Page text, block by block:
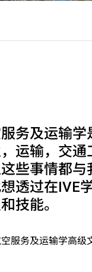
务及运输学
运输，交通
些事情都与
透过在IVE
技能。
空服务及运输学高级